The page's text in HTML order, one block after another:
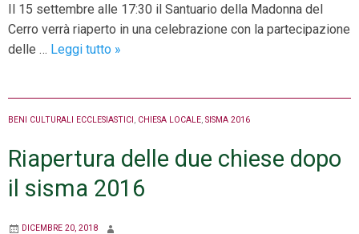
Il 15 settembre alle 17:30 il Santuario della Madonna del
Cerro verrà riaperto in una celebrazione con la partecipazione
delle … Leggi tutto Riapertura
Madonna
del
Cerro
»
BENI CULTURALI ECCLESIASTICI, CHIESA LOCALE, SISMA 2016
Riapertura delle due chiese dopo
il sisma 2016
DICEMBRE 20, 2018